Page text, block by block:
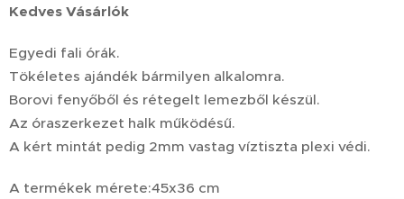
Kedves Vásárlók
Egyedi fali órák.
Tökéletes ajándék bármilyen alkalomra.
Borovi fenyőből és rétegelt lemezből készül.
Az óraszerkezet halk működésű.
A kért mintát pedig 2mm vastag víztiszta plexi védi.
A termékek mérete:45x36 cm